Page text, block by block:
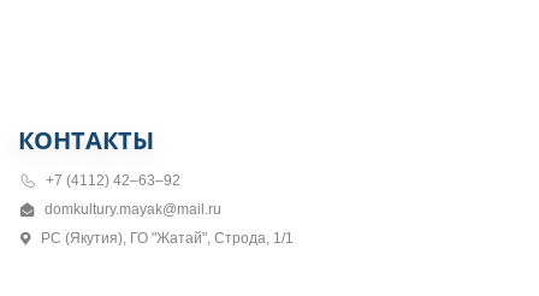
КОНТАКТЫ
+7 (4112) 42–63–92
domkultury.mayak@mail.ru
РС (Якутия), ГО "Жатай", Строда, 1/1